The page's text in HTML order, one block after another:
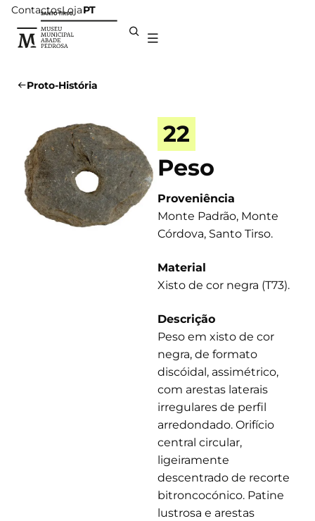
ContactosLojaPT
Proto-História
22
Peso
Proveniência
Monte Padrão, Monte
Córdova, Santo Tirso.
Material
Xisto de cor negra (T73).
Descrição
Peso em xisto de cor
negra, de formato
discóidal, assimétrico,
com arestas laterais
irregulares de perfil
arredondado. Orifício
central circular,
ligeiramente
descentrado de recorte
bitroncocónico. Patine
lustrosa e arestas